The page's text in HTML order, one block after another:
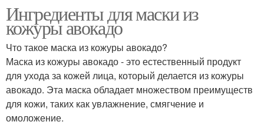
Ингредиенты для маски из
кожуры авокадо
Что такое маска из кожуры авокадо?
Маска из кожуры авокадо - это естественный продукт
для ухода за кожей лица, который делается из кожуры
авокадо. Эта маска обладает множеством преимуществ
для кожи, таких как увлажнение, смягчение и
омоложение.